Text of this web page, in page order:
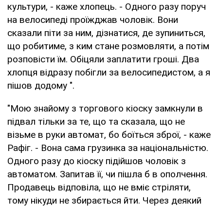
культури, - каже хлопець. - Одного разу поруч
на велосипеді проїжджав чоловік. Вони
сказали піти за ним, дізнатися, де зупиниться,
що робитиме, з ким стане розмовляти, а потім
розповісти їм. Обіцяли заплатити гроші. Два
хлопця відразу побігли за велосипедистом, а я
пішов додому ".
"Мою знайому з торгового кіоску замкнули в
підвал тільки за те, що та сказала, що не
візьме в руки автомат, бо боїться зброї, - каже
Рафіг. - Вона сама грузинка за національністю.
Одного разу до кіоску підійшов чоловік з
автоматом. Запитав її, чи пішла б в ополчення.
Продавець відповіла, що не вміє стріляти,
тому нікуди не збирається йти. Через деякий